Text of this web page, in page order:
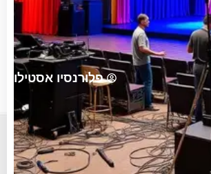
פלורנסיו אסטילו